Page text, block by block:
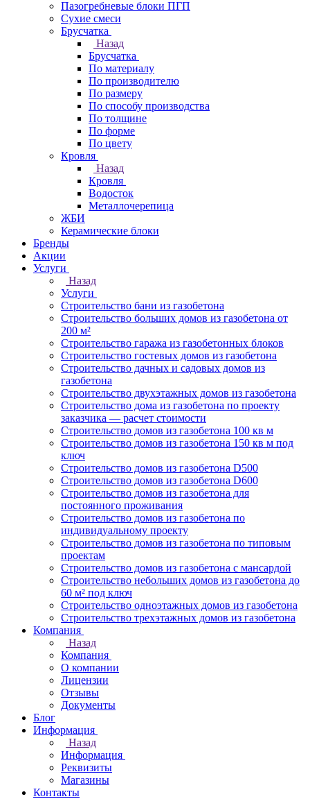
Пазогребневые блоки ПГП
Сухие смеси
Брусчатка
Назад
Брусчатка
По материалу
По производителю
По размеру
По способу производства
По толщине
По форме
По цвету
Кровля
Назад
Кровля
Водосток
Металлочерепица
ЖБИ
Керамические блоки
Бренды
Акции
Услуги
Назад
Услуги
Строительство бани из газобетона
Строительство больших домов из газобетона от
200 м²
Строительство гаража из газобетонных блоков
Строительство гостевых домов из газобетона
Строительство дачных и садовых домов из
газобетона
Строительство двухэтажных домов из газобетона
Строительство дома из газобетона по проекту
заказчика — расчет стоимости
Строительство домов из газобетона 100 кв м
Строительство домов из газобетона 150 кв м под
ключ
Строительство домов из газобетона D500
Строительство домов из газобетона D600
Строительство домов из газобетона для
постоянного проживания
Строительство домов из газобетона по
индивидуальному проекту
Строительство домов из газобетона по типовым
проектам
Строительство домов из газобетона с мансардой
Строительство небольших домов из газобетона до
60 м² под ключ
Строительство одноэтажных домов из газобетона
Строительство трехэтажных домов из газобетона
Компания
Назад
Компания
О компании
Лицензии
Отзывы
Документы
Блог
Информация
Назад
Информация
Реквизиты
Магазины
Контакты